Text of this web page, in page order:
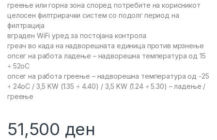
греење или горна зона според потребите на корисникот
целосен филтрирачки систем со подолг период на
филтрација
вграден WiFi уред за постојана контрола
греач во када на надворешната единица против мрзнење
опсег на работа ладење – надворешна температура од 15
÷ 52oC
опсег на работа греење – надворешна температура од -25
÷ 24oC / 3,5 KW (1.35 ÷ 4.40) / 3,5 KW (1.24 ÷ 5.30) – ладење /
греење
51,500 ден